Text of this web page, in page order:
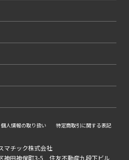
個人情報の取り扱い 特定商取引に関する表記
マチック株式会社
神田神保町3-5 住友不動産九段下ビル